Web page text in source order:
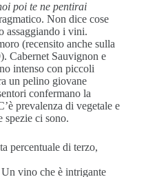
poi te ne pentirai
Non dice cose
assaggiando i vini.
(recensito anche sulla
Cabernet Sauvignon e
intenso con piccoli
un pelino giovane
confermano la
prevalenza di vegetale e
spezie ci sono.
percentuale di terzo,
vino che è intrigante